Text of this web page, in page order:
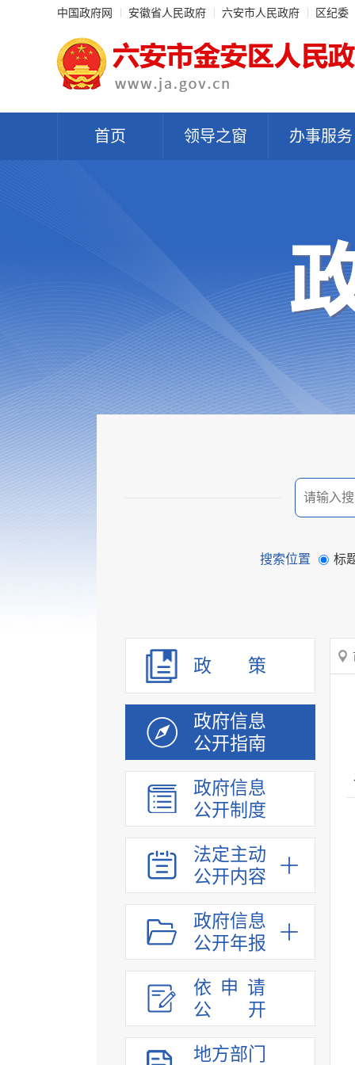
中国政府网 安徽省人民政府 六安市人民政府 区纪委
首页 领导之窗 办事服务
搜索位置 标
政 策
政府信息
公开指南
政府信息
公开制度
法定主动
公开内容
政府信息
公开年报
依申请
公
开
地方部门